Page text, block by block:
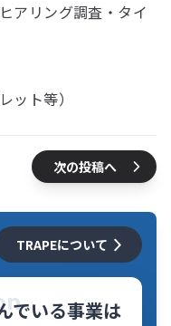
アリング調査・タイ
ット等）
次の投稿へ
TRAPEについて
でいる事業は